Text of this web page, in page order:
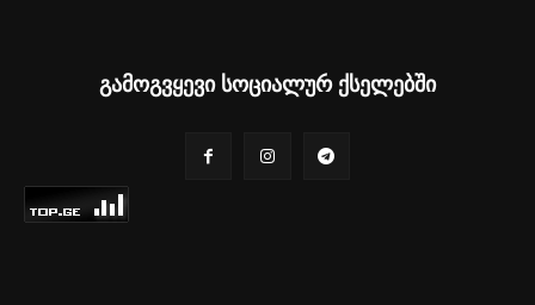
გამოგვყევი სოციალურ ქსელებში